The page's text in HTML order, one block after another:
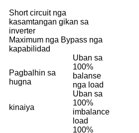
Short circuit nga
kasamtangan gikan sa
inverter
Maximum nga Bypass nga
kapabilidad
Uban sa
100%
balanse
nga load
Pagbalhin sa
hugna
kinaiya
Uban sa
100%
imbalance
load
100%